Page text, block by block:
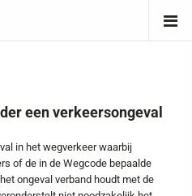
een verkeersongeval
in het wegverkeer waarbij
of de in de Wegcode bepaalde
ongeval verband houdt met de